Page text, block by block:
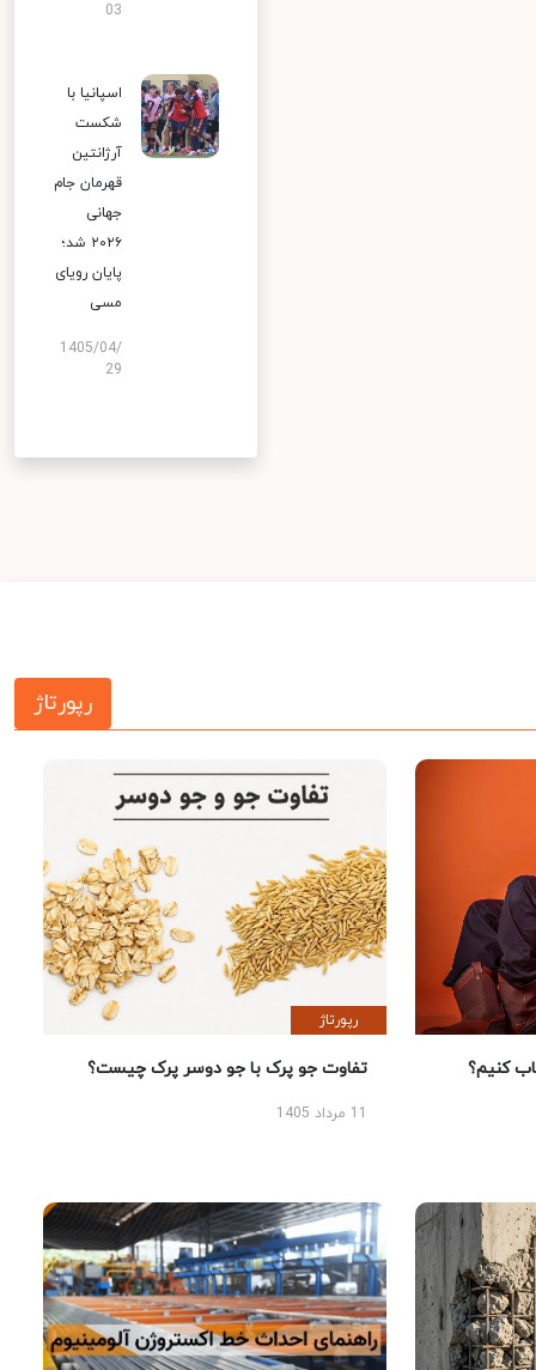
03
اسپانیا با
شکست
آرژانتین
قهرمان جام
جهانی
۲۰۲۶ شد؛
پایان رویای
مسی
1405/04/
29
رپورتاژ
کنیم؟
رپورتاژ
تفاوت جو پرک با جو دوسر پرک چیست؟